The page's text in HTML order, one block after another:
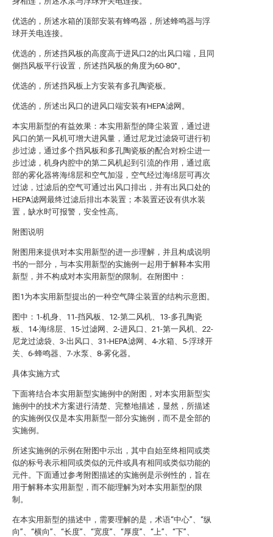
优选的，所述水箱的顶部安装有蜂鸣器，所述蜂鸣器与浮
球开关电连接。
优选的，所述挡风板的高度高于进风口2的出风口端，且同
侧挡风板平行设置，所述挡风板的角度为60-80°。
优选的，所述挡风板上方安装有多孔陶瓷板。
优选的，所述出风口的进风口端安装有HEPA滤网。
本实用新型的有益效果：本实用新型的降尘装置，通过进
风口的第一风机可增大进风量，通过尼龙过滤袋可进行初
步过滤，通过多个挡风板和多孔陶瓷板的配合对粉尘进一
步过滤，机身内腔中的第二风机起到引流的作用，通过底
部的雾化器将海绵层和空气加湿，空气经过海绵层可再次
过滤，过滤后的空气可通过出风口排出，并有出风口处的
HEPA滤网最终过滤后排出本装置；本装置还设有供水装
置，缺水时可报警，安全性高。
附图说明
附图用来提供对本实用新型的进一步理解，并且构成说明
书的一部分，与本实用新型的实施例一起用于解释本实用
新型，并不构成对本实用新型的限制。在附图中：
图1为本实用新型提出的一种空气降尘装置的结构示意图。
图中：1-机身、11-挡风板、12-第二风机、13-多孔陶瓷
板、14-海绵层、15-过滤网、2-进风口、21-第一风机、22-
尼龙过滤袋、3-出风口、31-HEPA滤网、4-水箱、5-浮球开
关、6-蜂鸣器、7-水泵、8-雾化器。
具体实施方式
下面将结合本实用新型实施例中的附图，对本实用新型实
施例中的技术方案进行清楚、完整地描述，显然，所描述
的实施例仅仅是本实用新型一部分实施例，而不是全部的
实施例。
所述实施例的示例在附图中示出，其中自始至终相同或类
似的标号表示相同或类似的元件或具有相同或类似功能的
元件。下面通过参考附图描述的实施例是示例性的，旨在
用于解释本实用新型，而不能理解为对本实用新型的限
制。
在本实用新型的描述中，需要理解的是，术语“中心”、“纵
向”、“横向”、“长度”、“宽度”、“厚度”、“上”、“下”、